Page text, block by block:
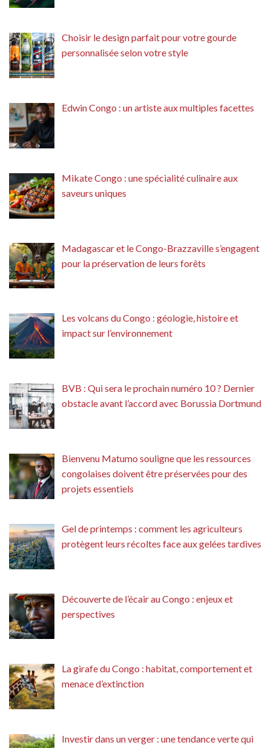
Choisir le design parfait pour votre gourde
personnalisée selon votre style
Edwin Congo : un artiste aux multiples facettes
Mikate Congo : une spécialité culinaire aux
saveurs uniques
Madagascar et le Congo-Brazzaville s’engagent
pour la préservation de leurs forêts
Les volcans du Congo : géologie, histoire et
impact sur l’environnement
BVB : Qui sera le prochain numéro 10 ? Dernier
obstacle avant l’accord avec Borussia Dortmund
Bienvenu Matumo souligne que les ressources
congolaises doivent être préservées pour des
projets essentiels
Gel de printemps : comment les agriculteurs
protègent leurs récoltes face aux gelées tardives
Découverte de l’écair au Congo : enjeux et
perspectives
La girafe du Congo : habitat, comportement et
menace d’extinction
Investir dans un verger : une tendance verte qui